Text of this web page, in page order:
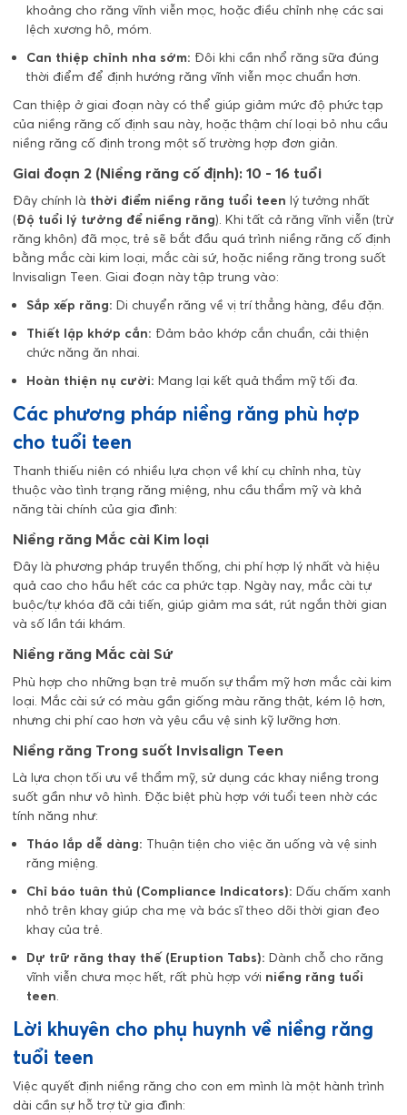
khoảng cho răng vĩnh viễn mọc, hoặc điều chỉnh nhẹ các sai
lệch xương hô, móm.
Can thiệp chỉnh nha sớm: Đôi khi cần nhổ răng sữa đúng
thời điểm để định hướng răng vĩnh viễn mọc chuẩn hơn.
Can thiệp ở giai đoạn này có thể giúp giảm mức độ phức tạp
của niềng răng cố định sau này, hoặc thậm chí loại bỏ nhu cầu
niềng răng cố định trong một số trường hợp đơn giản.
Giai đoạn 2 (Niềng răng cố định): 10 - 16 tuổi
Đây chính là thời điểm niềng răng tuổi teen lý tưởng nhất
(Độ tuổi lý tưởng để niềng răng). Khi tất cả răng vĩnh viễn (trừ
răng khôn) đã mọc, trẻ sẽ bắt đầu quá trình niềng răng cố định
bằng mắc cài kim loại, mắc cài sứ, hoặc niềng răng trong suốt
Invisalign Teen. Giai đoạn này tập trung vào:
Sắp xếp răng: Di chuyển răng về vị trí thẳng hàng, đều đặn.
Thiết lập khớp cắn: Đảm bảo khớp cắn chuẩn, cải thiện
chức năng ăn nhai.
Hoàn thiện nụ cười: Mang lại kết quả thẩm mỹ tối đa.
Các phương pháp niềng răng phù hợp
cho tuổi teen
Thanh thiếu niên có nhiều lựa chọn về khí cụ chỉnh nha, tùy
thuộc vào tình trạng răng miệng, nhu cầu thẩm mỹ và khả
năng tài chính của gia đình:
Niềng răng Mắc cài Kim loại
Đây là phương pháp truyền thống, chi phí hợp lý nhất và hiệu
quả cao cho hầu hết các ca phức tạp. Ngày nay, mắc cài tự
buộc/tự khóa đã cải tiến, giúp giảm ma sát, rút ngắn thời gian
và số lần tái khám.
Niềng răng Mắc cài Sứ
Phù hợp cho những bạn trẻ muốn sự thẩm mỹ hơn mắc cài kim
loại. Mắc cài sứ có màu gần giống màu răng thật, kém lộ hơn,
nhưng chi phí cao hơn và yêu cầu vệ sinh kỹ lưỡng hơn.
Niềng răng Trong suốt Invisalign Teen
Là lựa chọn tối ưu về thẩm mỹ, sử dụng các khay niềng trong
suốt gần như vô hình. Đặc biệt phù hợp với tuổi teen nhờ các
tính năng như:
Tháo lắp dễ dàng: Thuận tiện cho việc ăn uống và vệ sinh
răng miệng.
Chỉ báo tuân thủ (Compliance Indicators): Dấu chấm xanh
nhỏ trên khay giúp cha mẹ và bác sĩ theo dõi thời gian đeo
khay của trẻ.
Dự trữ răng thay thế (Eruption Tabs): Dành chỗ cho răng
vĩnh viễn chưa mọc hết, rất phù hợp với niềng răng tuổi
teen.
Lời khuyên cho phụ huynh về niềng răng
tuổi teen
Việc quyết định niềng răng cho con em mình là một hành trình
dài cần sự hỗ trợ từ gia đình: